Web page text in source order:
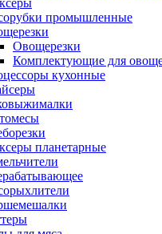
промышленные
Овощерезки
Комплектующие для
кухонные
планетарные